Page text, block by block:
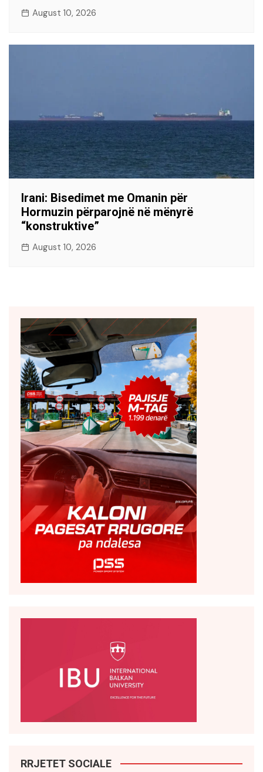
August 10, 2026
Irani: Bisedimet me Omanin për
Hormuzin përparojnë në mënyrë
“konstruktive”
August 10, 2026
RRJETET SOCIALE